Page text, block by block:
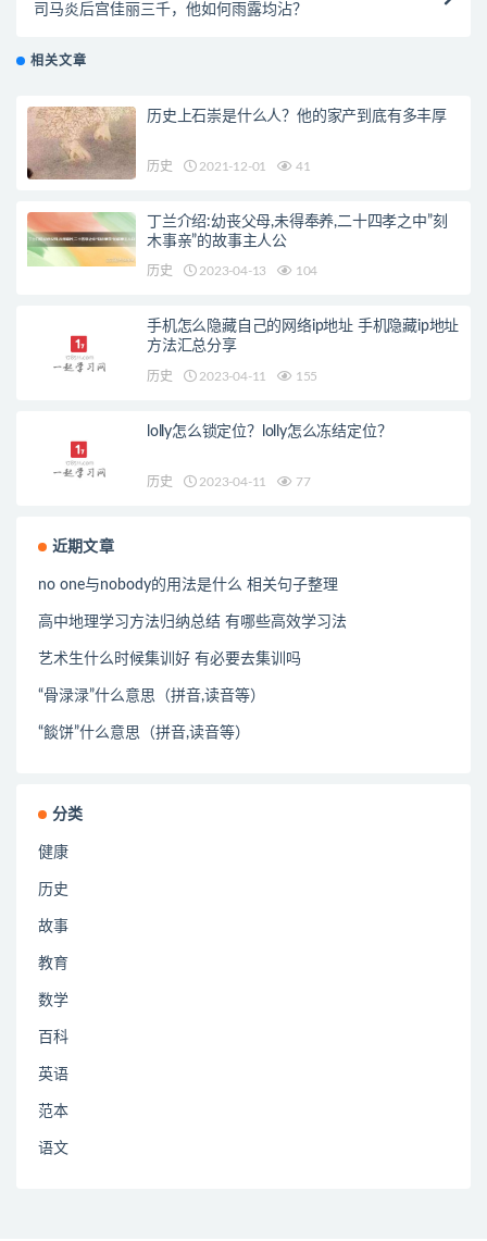
司马炎后宫佳丽三千，他如何雨露均沾？
相关文章
历史上石崇是什么人？他的家产到底有多丰厚
历史 2021-12-01 41
丁兰介绍:幼丧父母,未得奉养,二十四孝之中”刻
木事亲”的故事主人公
历史 2023-04-13 104
手机怎么隐藏自己的网络ip地址 手机隐藏ip地址
方法汇总分享
历史 2023-04-11 155
lolly怎么锁定位？lolly怎么冻结定位？
历史 2023-04-11 77
近期文章
no one与nobody的用法是什么 相关句子整理
高中地理学习方法归纳总结 有哪些高效学习法
艺术生什么时候集训好 有必要去集训吗
“骨渌渌”什么意思（拼音,读音等）
“餤饼”什么意思（拼音,读音等）
分类
健康
历史
故事
教育
数学
百科
英语
范本
语文